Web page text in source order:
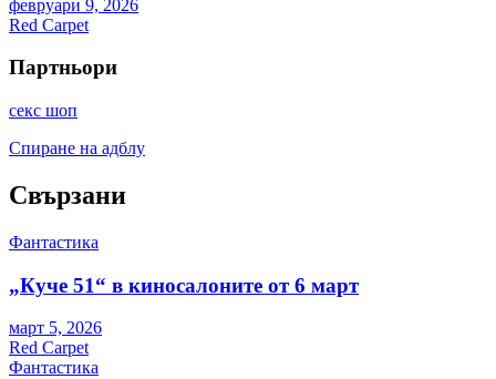
февруари 9, 2026
Red Carpet
Партньори
секс шоп
Спиране на адблу
Свързани
Фантастика
„Куче 51“ в киносалоните от 6 март
март 5, 2026
Red Carpet
Фантастика